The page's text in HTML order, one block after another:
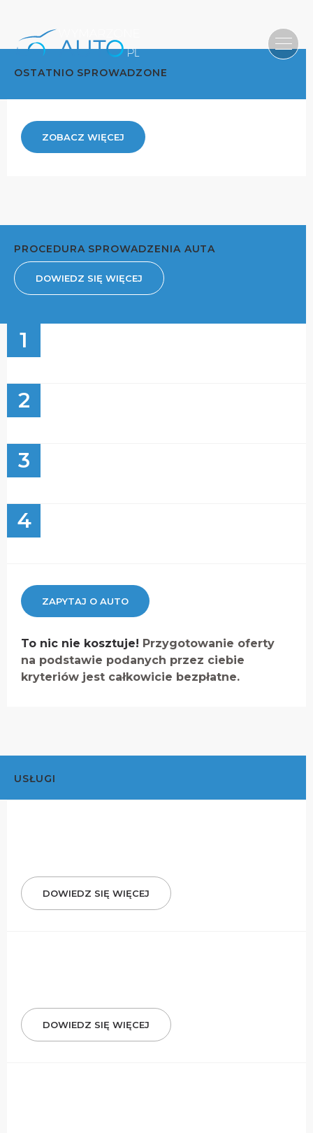
OSTATNIO SPROWADZONE
ZOBACZ WIĘCEJ
PROCEDURA SPROWADZENIA AUTA
DOWIEDZ SIĘ WIĘCEJ
1
2
3
4
ZAPYTAJ O AUTO
To nic nie kosztuje! Przygotowanie oferty
na podstawie podanych przez ciebie
kryteriów jest całkowicie bezpłatne.
USŁUGI
DOWIEDZ SIĘ WIĘCEJ
DOWIEDZ SIĘ WIĘCEJ